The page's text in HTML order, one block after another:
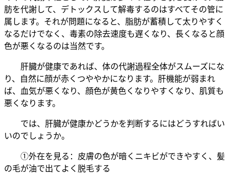
肪を代謝して、デトックスして解毒するのはすべてその管に
属します。それが問題になると、脂肪が蓄積して太りやすく
なるだけでなく、毒素の除去速度も遅くなり、長くなると顔
色が悪くなるのは当然です。
肝臓が健康であれば、体の代謝過程全体がスムーズにな
り、自然に顔が赤くつややかになります。肝機能が弱まれ
ば、血気が悪くなり、顔色が黄色くなりやすくなり、肌質も
悪くなります。
では、肝臓が健康かどうかを判断するにはどうすればい
いのでしょうか。
①外在を見る：皮膚の色が暗くニキビができやすく、髪
の毛が油で出てよく脱毛する